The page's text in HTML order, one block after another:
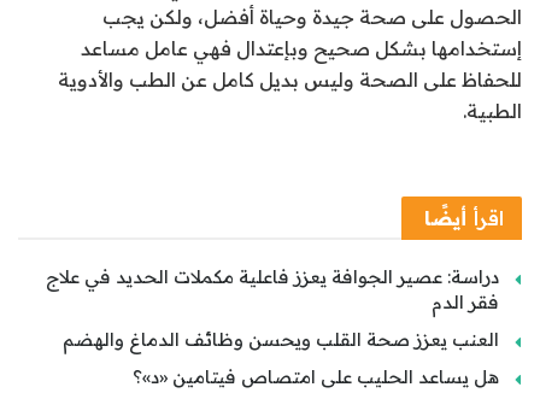
الحصول على صحة جيدة وحياة أفضل، ولكن يجب
إستخدامها بشكل صحيح وبإعتدال فهي عامل مساعد
للحفاظ على الصحة وليس بديل كامل عن الطب والأدوية
الطبية.
اقرأ أيضًا
دراسة: عصير الجوافة يعزز فاعلية مكملات الحديد في علاج
فقر الدم
العنب يعزز صحة القلب ويحسن وظائف الدماغ والهضم
هل يساعد الحليب على امتصاص فيتامين «د»؟